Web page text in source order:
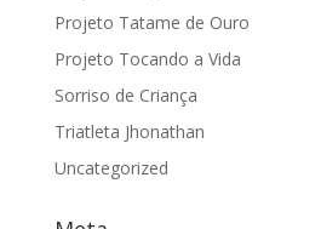
Projeto Tatame de Ouro
Projeto Tocando a Vida
Sorriso de Criança
Triatleta Jhonathan
Uncategorized